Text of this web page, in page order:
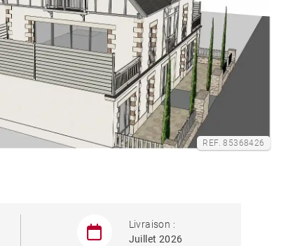
REF. 85368426
Livraison :
Juillet 2026